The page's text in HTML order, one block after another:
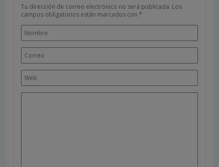
Tu dirección de correo electrónico no será publicada. Los
campos obligatorios están marcados con *